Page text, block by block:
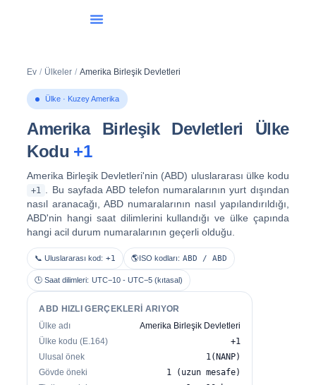
Ev / Ülkeler / Amerika Birleşik Devletleri
Ülke · Kuzey Amerika
Amerika Birleşik Devletleri Ülke
Kodu +1
Amerika Birleşik Devletleri'nin (ABD) uluslararası ülke kodu
+1
. Bu sayfada ABD telefon numaralarının yurt dışından
nasıl aranacağı, ABD numaralarının nasıl yapılandırıldığı,
ABD'nin hangi saat dilimlerini kullandığı ve ülke çapında
hangi acil durum numaralarının geçerli olduğu.
📞 Uluslararası kod: +1 🌎ISO kodları: ABD / ABD
🕒 Saat dilimleri: UTC−10 - UTC−5 (kıtasal)
ABD HIZLI GERÇEKLERI ARIYOR
Ülke adı
Amerika Birleşik Devletleri
Ülke kodu (E.164)
+1
Ulusal önek
1(NANP)
Gövde öneki
1 (uzun mesafe)